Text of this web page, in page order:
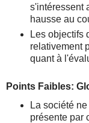
s'intéressent
hausse au
Les objectifs
relativement
quant à
Points Faibles:
La société
présente par